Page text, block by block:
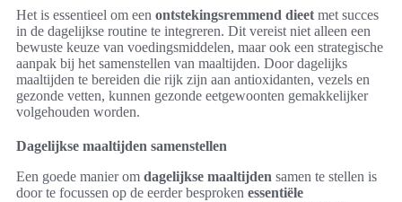
Het is essentieel om een ontstekingsremmend dieet met succes
in de dagelijkse routine te integreren. Dit vereist niet alleen een
bewuste keuze van voedingsmiddelen, maar ook een strategische
aanpak bij het samenstellen van maaltijden. Door dagelijks
maaltijden te bereiden die rijk zijn aan antioxidanten, vezels en
gezonde vetten, kunnen gezonde eetgewoonten gemakkelijker
volgehouden worden.
Dagelijkse maaltijden samenstellen
Een goede manier om dagelijkse maaltijden samen te stellen is
door te focussen op de eerder besproken essentiële